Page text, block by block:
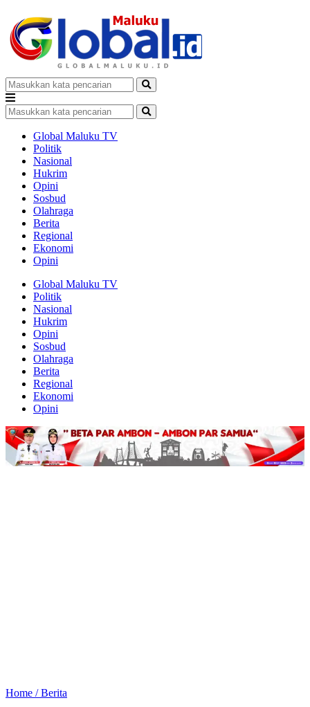
Global Maluku TV
Politik
Nasional
Hukrim
Opini
Sosbud
Olahraga
Berita
Regional
Ekonomi
Opini
Global Maluku TV
Politik
Nasional
Hukrim
Opini
Sosbud
Olahraga
Berita
Regional
Ekonomi
Opini
Home /Berita